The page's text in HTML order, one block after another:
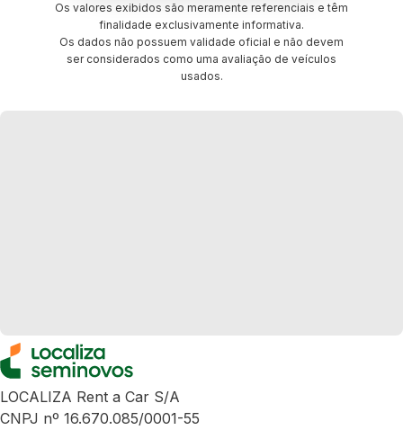
Os valores exibidos são meramente referenciais e têm
finalidade exclusivamente informativa.
Os dados não possuem validade oficial e não devem
ser considerados como uma avaliação de veículos
usados.
LOCALIZA Rent a Car S/A
CNPJ nº 16.670.085/0001-55